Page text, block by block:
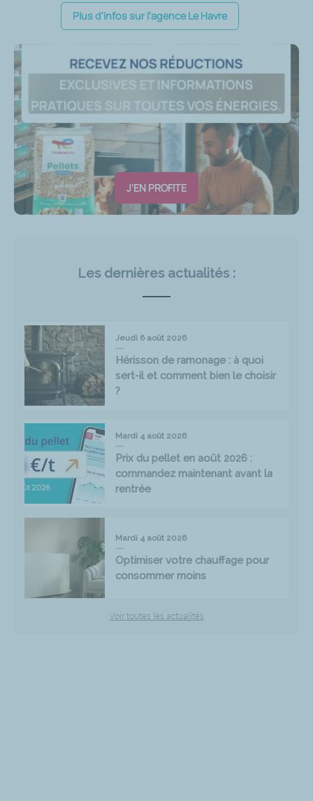
Plus d'infos sur l'agence Le Havre
J'EN PROFITE
Les dernières actualités :
Jeudi 6 août 2026
Hérisson de ramonage : à quoi
sert-il et comment bien le choisir
?
Mardi 4 août 2026
Prix du pellet en août 2026 :
commandez maintenant avant la
rentrée
Mardi 4 août 2026
Optimiser votre chauffage pour
consommer moins
Voir toutes les actualités